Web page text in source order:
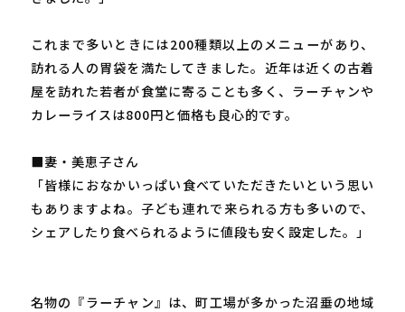
これまで多いときには200種類以上のメニューがあり、
訪れる人の胃袋を満たしてきました。近年は近くの古着
屋を訪れた若者が食堂に寄ることも多く、ラーチャンや
カレーライスは800円と価格も良心的です。
■妻・美恵子さん
「皆様におなかいっぱい食べていただきたいという思い
もありますよね。子ども連れで来られる方も多いので、
シェアしたり食べられるように値段も安く設定した。」
名物の『ラーチャン』は、町工場が多かった沼垂の地域